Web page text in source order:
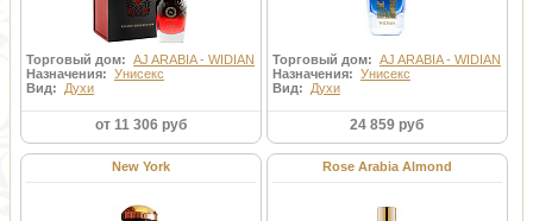
Торговый дом: AJ ARABIA - WIDIAN
Назначения: Унисекс
Вид: Духи
от 11 306 руб
Торговый дом: AJ ARABIA - WIDIAN
Назначения: Унисекс
Вид: Духи
24 859 руб
New York Rose Arabia Almond